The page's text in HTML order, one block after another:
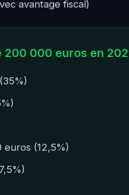
avantage fiscal)
200 000 euros en
euros (12,5%)